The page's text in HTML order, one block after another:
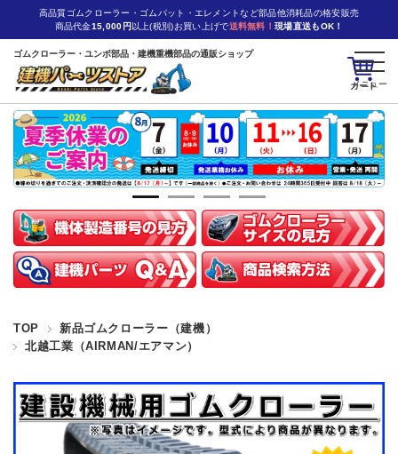
カート
高品質ゴムクローラー・ゴムパット・エレメントなど部品他消耗品の格安販売
商品代金15,000円 以上(税別)お買い上げで送料無料！ 現場直送もOK！
ゴムクローラー・ユンボ部品・建機重機部品の通販ショップ
TOP
新品ゴムクローラー（建機）
北越工業（AIRMAN/エアマン）